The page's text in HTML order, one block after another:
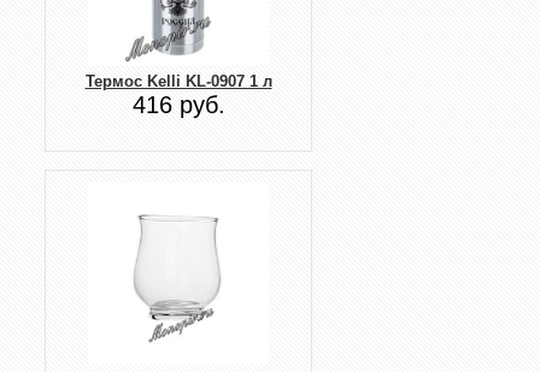
Термос Kelli KL-0907 1 л
416 руб.